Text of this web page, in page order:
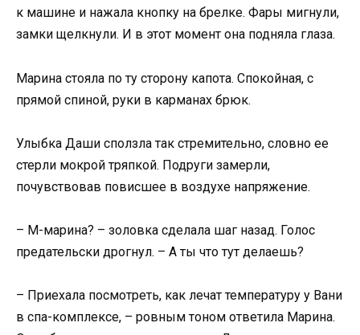
к машине и нажала кнопку на брелке. Фары мигнули,
замки щелкнули. И в этот момент она подняла глаза.
Марина стояла по ту сторону капота. Спокойная, с
прямой спиной, руки в карманах брюк.
Улыбка Даши сползла так стремительно, словно ее
стерли мокрой тряпкой. Подруги замерли,
почувствовав повисшее в воздухе напряжение.
– М-марина? – золовка сделала шаг назад. Голос
предательски дрогнул. – А ты что тут делаешь?
– Приехала посмотреть, как лечат температуру у Вани
в спа-комплексе, – ровным тоном ответила Марина.